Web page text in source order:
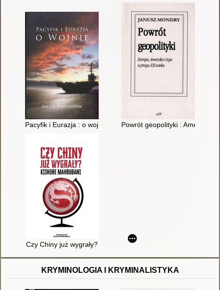
Pacyfik i Eurazja : o wojnie Powrót geopolityki : Ameryka,
Czy Chiny już wygrały?
KRYMINOLOGIA I KRYMINALISTYKA